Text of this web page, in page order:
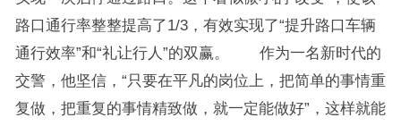
路口通行率整整提高了1/3，有效实现了“提升路口车辆
通行效率”和“礼让行人”的双赢。 作为一名新时代的
交警，他坚信，“只要在平凡的岗位上，把简单的事情重
复做，把重复的事情精致做，就一定能做好”，这样就能